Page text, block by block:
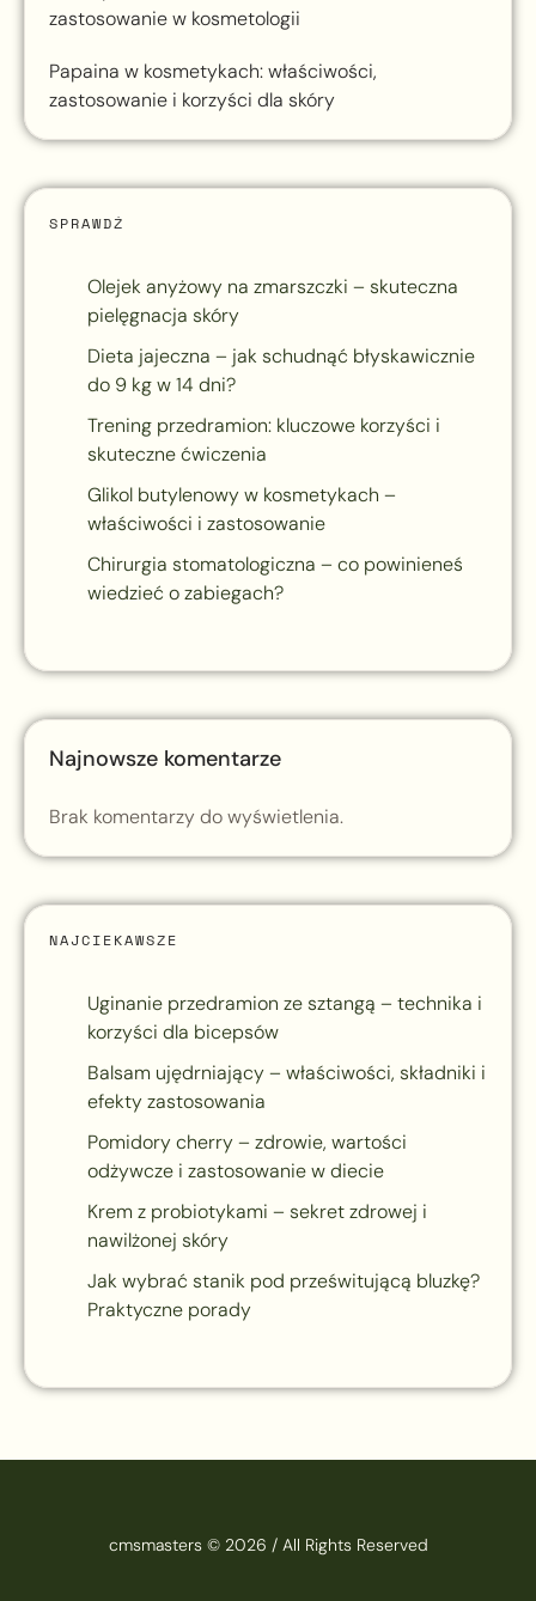
zastosowanie w kosmetologii
Papaina w kosmetykach: właściwości,
zastosowanie i korzyści dla skóry
SPRAWDŹ
Olejek anyżowy na zmarszczki – skuteczna
pielęgnacja skóry
Dieta jajeczna – jak schudnąć błyskawicznie
do 9 kg w 14 dni?
Trening przedramion: kluczowe korzyści i
skuteczne ćwiczenia
Glikol butylenowy w kosmetykach –
właściwości i zastosowanie
Chirurgia stomatologiczna – co powinieneś
wiedzieć o zabiegach?
Najnowsze komentarze
Brak komentarzy do wyświetlenia.
NAJCIEKAWSZE
Uginanie przedramion ze sztangą – technika i
korzyści dla bicepsów
Balsam ujędrniający – właściwości, składniki i
efekty zastosowania
Pomidory cherry – zdrowie, wartości
odżywcze i zastosowanie w diecie
Krem z probiotykami – sekret zdrowej i
nawilżonej skóry
Jak wybrać stanik pod prześwitującą bluzkę?
Praktyczne porady
cmsmasters © 2026 / All Rights Reserved